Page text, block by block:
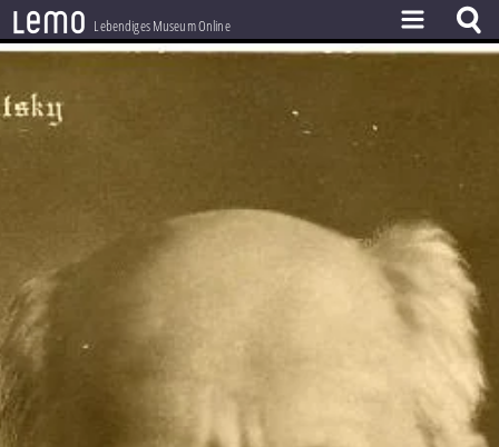
lemo Lebendiges Museum Online
THEMEN
LERNEN
PROJEKT